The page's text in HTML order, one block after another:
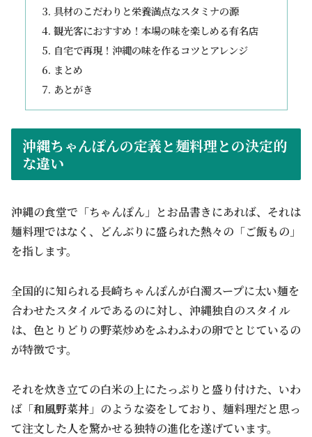
具材のこだわりと栄養満点なスタミナの源
観光客におすすめ！本場の味を楽しめる有名店
自宅で再現！沖縄の味を作るコツとアレンジ
まとめ
あとがき
沖縄ちゃんぽんの定義と麺料理との決定的
な違い
沖縄の食堂で「ちゃんぽん」とお品書きにあれば、それは
麺料理ではなく、どんぶりに盛られた熱々の「ご飯もの」
を指します。
全国的に知られる長崎ちゃんぽんが白濁スープに太い麺を
合わせたスタイルであるのに対し、沖縄独自のスタイル
は、色とりどりの野菜炒めをふわふわの卵でとじているの
が特徴です。
それを炊き立ての白米の上にたっぷりと盛り付けた、いわ
ば「和風野菜丼 」のような姿をしており、麺料理だと思っ
て注文した人を驚かせる独特の進化を遂げています。